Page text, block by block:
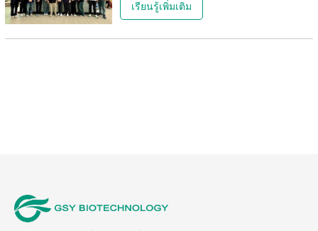
ในการขยายตลาดและค้นพบโอกาสทางธุรกิจ
เรียนรู้เพิ่มเติม